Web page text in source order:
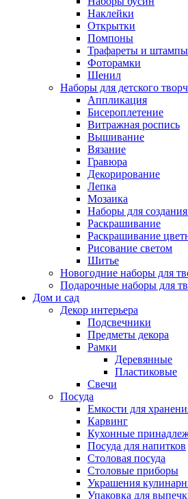
Наклейки
Открытки
Помпоны
Трафареты и штампы
Фоторамки
Шенил
Наборы для детского
Аппликация
Бисероплетение
Витражная роспись
Вышивание
Вязание
Гравюра
Декорирование
Лепка
Мозаика
Наборы для
Раскрашивание
Раскрашивание
Рисование светом
Шитье
Новогодние наборы для
Подарочные наборы для
Дом и сад
Декор интерьера
Подсвечники
Предметы декора
Рамки
Деревянные
Пластиковые
Свечи
Посуда
Емкости для
Карвинг
Кухонные
Посуда для напитков
Столовая посуда
Столовые приборы
Украшения
Упаковка для